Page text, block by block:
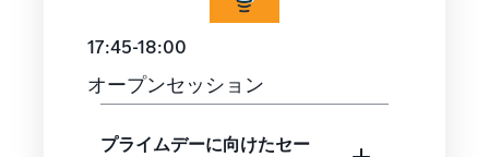
17:45-18:00
オープンセッション
プライムデーに向けたセー